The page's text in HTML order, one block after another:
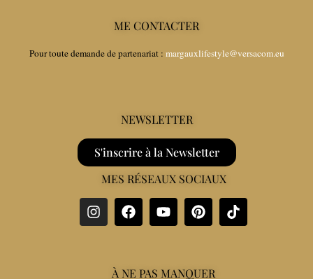
ME CONTACTER
Pour toute demande de partenariat : margauxlifestyle@versacom.eu
NEWSLETTER
S'inscrire à la Newsletter
MES RÉSEAUX SOCIAUX
À NE PAS MANQUER